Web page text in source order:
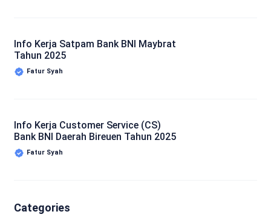
Info Kerja Satpam Bank BNI Maybrat
Tahun 2025
Fatur Syah
Info Kerja Customer Service (CS)
Bank BNI Daerah Bireuen Tahun 2025
Fatur Syah
Categories